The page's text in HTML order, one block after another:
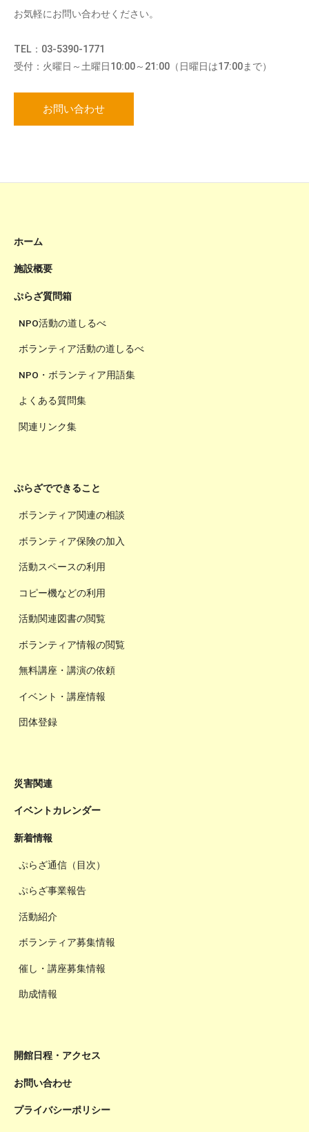
お気軽にお問い合わせください。
TEL：03-5390-1771
受付：火曜日～土曜日10:00～21:00（日曜日は17:00まで）
お問い合わせ
ホーム
施設概要
ぷらざ質問箱
NPO活動の道しるべ
ボランティア活動の道しるべ
NPO・ボランティア用語集
よくある質問集
関連リンク集
ぷらざでできること
ボランティア関連の相談
ボランティア保険の加入
活動スペースの利用
コピー機などの利用
活動関連図書の閲覧
ボランティア情報の閲覧
無料講座・講演の依頼
イベント・講座情報
団体登録
災害関連
イベントカレンダー
新着情報
ぷらざ通信（目次）
ぷらざ事業報告
活動紹介
ボランティア募集情報
催し・講座募集情報
助成情報
開館日程・アクセス
お問い合わせ
プライバシーポリシー